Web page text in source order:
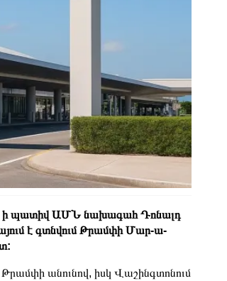
է ի պատիվ ԱՄՆ նախագահ Դոնալդ
է գտնվում Թրամփի Մար-ա-
անունով, իսկ Վաշինգտոնում